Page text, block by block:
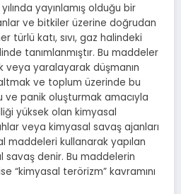
yayınlamış olduğu bir
ve bitkiler üzerine doğrudan
türlü katı, sıvı, gaz halindeki
tanımlanmıştır. Bu maddeler
veya yaralayarak düşmanın
ve toplum üzerinde bu
panik oluşturmak amacıyla
yüksek olan kimyasal
veya kimyasal savaş ajanları
maddeleri kullanarak yapılan
savaş denir. Bu maddelerin
“kimyasal terörizm” kavramını